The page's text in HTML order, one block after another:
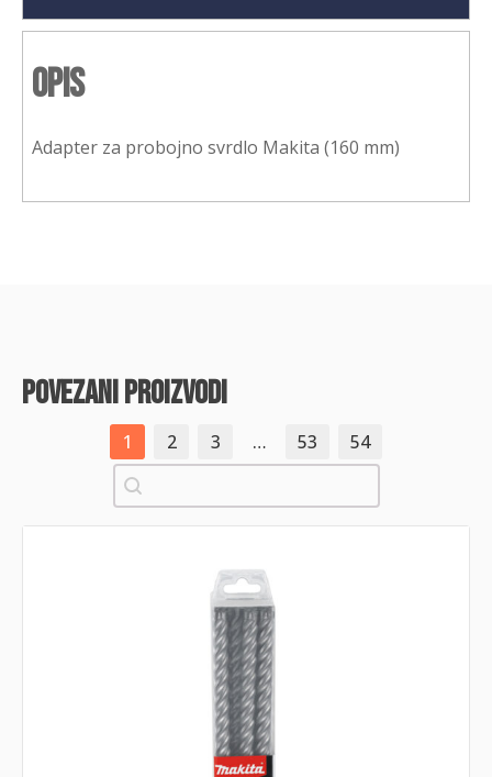
Opis
Adapter za probojno svrdlo Makita (160 mm)
povezani proizvodi
1 2 3 … 53
54
Pretraži